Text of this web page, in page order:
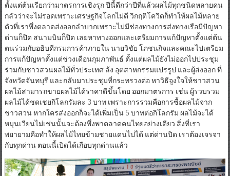
ตัวที่เราพึ่งตลาดส่งออกลำบากเพราะไม่มีช่องทางการส่งทางเรือมีปัญหา
ด่านก็ปิด สนามบินก็ปิด เลยหาทางออกและเตรียมการแก้ปัญหาตั้งแต่ต้น
ตนร่วมกับอธิบดีกรมการค้าภายใน นายวิชัย โภชนกิจและคณะไปเตรียม
การแก้ปัญหาตั้งแต่ช่วงเดือนกุมภาพันธ์ ตั้งแต่ผลไม้ยังไม่ออกไปประชุม
ร่วมกับชาวสวนผลไม้ทั่วประเทศ ล้ง อุตสาหกรรมแปรรูป และผู้ส่งออก ที่
จังหวัดจันทบุรี และกลับมาประชุมที่กระทรวงต่อ หาวิธีจูงใจให้ชาวสวน
ผลไม้สามารถขายผลไม้ได้ราคาดีขึ้นโดย ออกมาตรการ เช่น ผู้รวบรวม
ผลไม้ได้ชดเชยกิโลกรัมละ 3 บาท เพราะการรวมคือการซื้อผลไม้จาก
ชาวสวน หากใครส่งออกก็จะได้เพิ่มเป็น 5 บาทต่อกิโลกรัม ผลไม้จะได้
หมุนเวียนไม่เช่นนั้นจะต้องพึ่งพาตลาดคนไทยอย่างเดียว สิ่งที่เรา
พยายามคือทำให้ผลไม้ไทยข้ามชายแดนไปได้ แต่ด่านปิด เราต้องเจรจา
กับทุกด่าน ตอนนี้เปิดได้เกือบทุกด่านแล้ว